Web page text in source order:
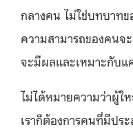
กลางคน ไม่ใช่บทบาท
ความสามารถของคนจ
จะมีผลและเหมาะกับแ
ไม่ได้หมายความว่าผู้ใ
เราก็ต้องการคนที่มีปร